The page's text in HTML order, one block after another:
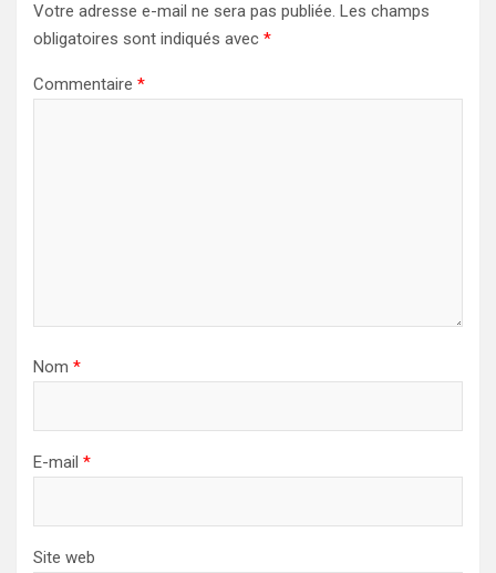
Votre adresse e-mail ne sera pas publiée. Les champs
obligatoires sont indiqués avec *
Commentaire *
Nom *
E-mail *
Site web